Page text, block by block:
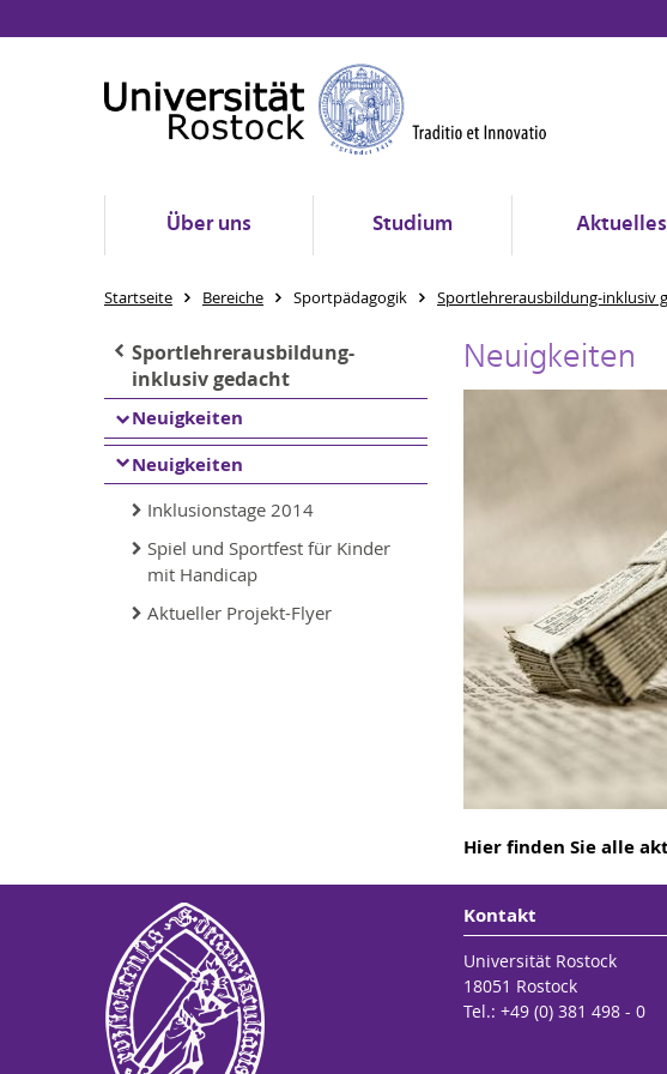
Über uns Studium Aktuelles
Startseite Bereiche Sportpädagogik Sportlehrerausbildung-inklusiv
Sportlehrerausbildung-
inklusiv gedacht
Neuigkeiten
Neuigkeiten
Inklusionstage 2014
Spiel und Sportfest für Kinder
mit Handicap
Aktueller Projekt-Flyer
Neuigkeiten
Hier finden Sie alle
Kontakt
Universität Rostock
18051 Rostock
Tel.: +49 (0) 381 498 - 0